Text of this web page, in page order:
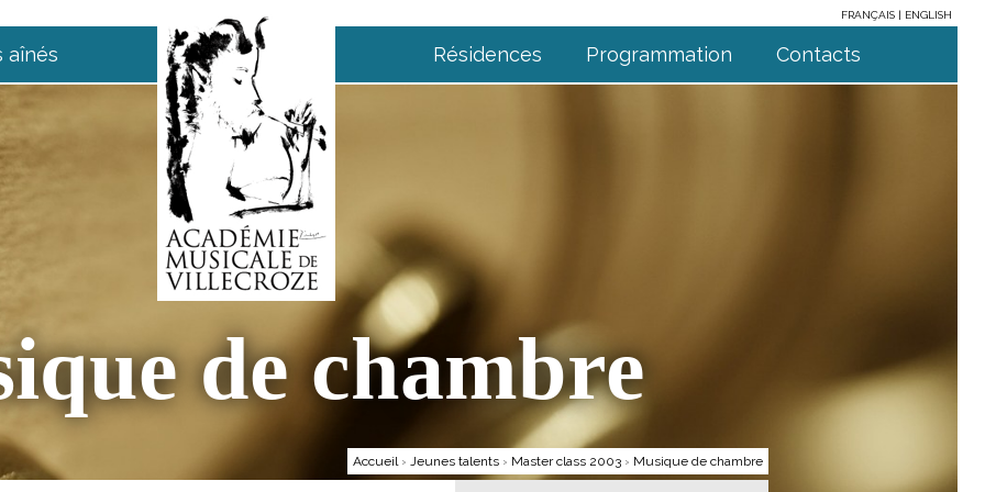
FRANÇAIS
ENGLISH
aînés Résidences Programmation Contacts
de chambre
Accueil › Jeunes talents › Master class 2003 › Musique de chambre